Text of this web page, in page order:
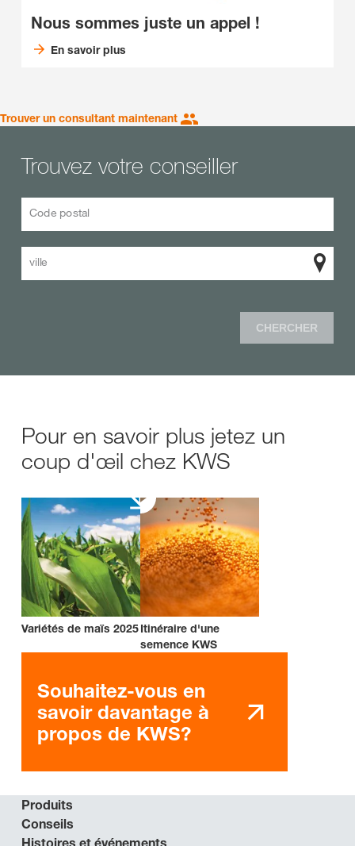
Nous sommes juste un appel !
En savoir plus
Trouver un consultant maintenant
Trouvez votre conseiller
Code postal
ville
CHERCHER
Pour en savoir plus jetez un
coup d'œil chez KWS
Variétés de maïs 2025Itinéraire d'une
semence KWS
Souhaitez-vous en
savoir davantage à
propos de KWS?
Produits
Conseils
Histoires et événements